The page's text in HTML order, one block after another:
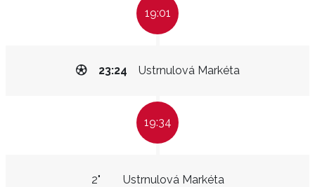
19:01
Ustrnulová Markéta
23:24
19:34
Ustrnulová Markéta
2"